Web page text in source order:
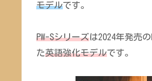
モデルです。
PW-Sシリーズは2024年発売
た英語強化モデルです。